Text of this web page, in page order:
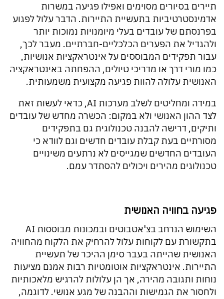
תיירים בסיורים מסוימים ואפילו פגיעה במשרות
אדמינסטרטיביות בתעשיית התיירות. הדבר עלול לפגוע
בפרנסתם של עובדים בעלי מיומנויות נמוכות יותר
ולהגדיל את הפערים הכלכליים-חברתיים. מעבר לכך,
עבור תפקידים המבוססים על אינטראקציות אנושיות,
כמו מורי דרך או מדריכי טיולים, ההפחתה באינטראקציה
האנושית עלולה להוות פגיעה מקצועית משמעותית.
במידה ומחליטים לשלב מערכות AI, כדאי לעשות זאת
לצד ההון האנושי ולא במקום: הכשרה מחדש של עובדים
ותיקים, דרישה להבנה טכנולוגית גם בתפקידים
מסורתיים בעת קבלת עובדים חדשים וגם לוודא כי
העובדים החדשים שמגייסים לא נרתעים משינויים
טכנולוגים מהירים ויכולים להסתדר עמם.
פגיעה בחוויה האנושית
השימוש הנרחב בצ'אטבוטים ובמכונות מבוססות AI
בתקשורת עם לקוחות עלול להרחיק את הלקוח מהחוויה
האנושית שהייתה בעבר סימן ההיכר של תעשיית
התיירות. אינטראקציות אוטומטיות רבות אמנם מציעות
נוחות ותגובה מהירה, אך הן עלולות להרגיש מלאכותיות
ולחסור את הגמישות וההבנה של מגע אנושי. לדוגמה,